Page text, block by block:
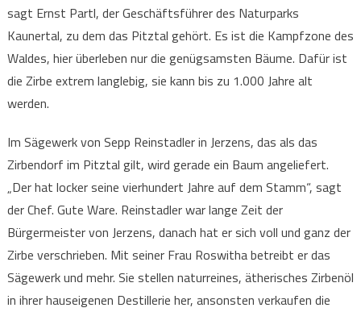
sagt Ernst Partl, der Geschäftsführer des Naturparks
Kaunertal, zu dem das Pitztal gehört. Es ist die Kampfzone des
Waldes, hier überleben nur die genügsamsten Bäume. Dafür ist
die Zirbe extrem langlebig, sie kann bis zu 1.000 Jahre alt
werden.
Im Sägewerk von Sepp Reinstadler in Jerzens, das als das
Zirbendorf im Pitztal gilt, wird gerade ein Baum angeliefert.
„Der hat locker seine vierhundert Jahre auf dem Stamm“, sagt
der Chef. Gute Ware. Reinstadler war lange Zeit der
Bürgermeister von Jerzens, danach hat er sich voll und ganz der
Zirbe verschrieben. Mit seiner Frau Roswitha betreibt er das
Sägewerk und mehr. Sie stellen naturreines, ätherisches Zirbenöl
in ihrer hauseigenen Destillerie her, ansonsten verkaufen die